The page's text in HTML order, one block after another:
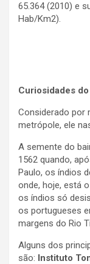
65.364 (2010) e
Hab/Km2).
Curiosidades
Considerado por
metrópole, ele
A semente do
1562 quando,
Paulo, os índios
onde, hoje, está
os índios só
os portugueses
margens do Rio
Alguns dos
são: Instituto